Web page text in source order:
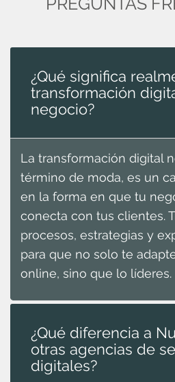
¿Qué significa
transformación
negocio?
La transformación digital
término de moda, es un
en la forma en que tu
conecta con tus clientes.
procesos, estrategias y
para que no solo te
online, sino que lo líderes.
¿Qué diferencia a
otras agencias de
digitales?